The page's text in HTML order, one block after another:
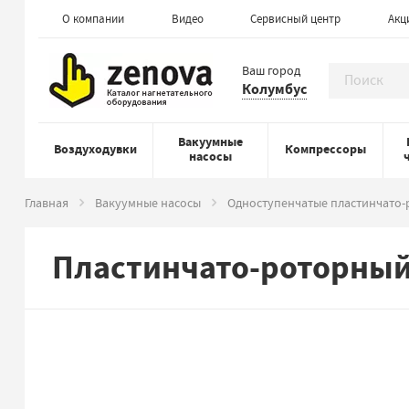
О компании Видео Сервисный центр
Ваш город
Колумбус
Воздуходувки
Вакуумные
насосы
Компрессоры
Главная Вакуумные насосы Одноступенчатые
Пластинчато-